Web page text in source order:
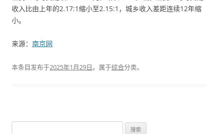
收入比由上年的2.17:1缩小至2.15:1，城乡收入差距连续12年缩
小。
来源： 南京网
本条目发布于2025年1月29日。属于综合分类。